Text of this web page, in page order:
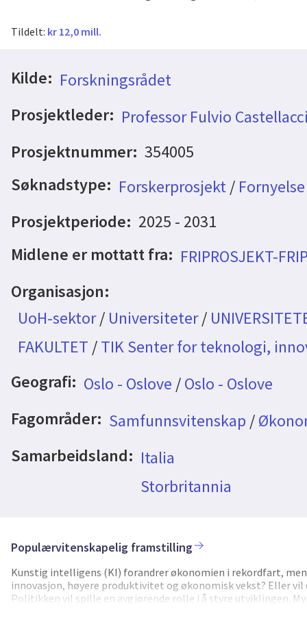
Tildelt: kr 12,0 mill.
Kilde: Forskningsrådet
Prosjektleder: Professor Fulvio
Prosjektnummer: 354005
Søknadstype: Forskerprosjekt/ Fornyelse
Prosjektperiode: 2025 - 2031
Midlene er mottatt fra: FRIPROSJEKT-
Organisasjon:
UoH-sektor/ Universiteter/
FAKULTET /TIK Senter for teknologi,
Geografi: Oslo - Oslove /Oslo - Oslove
Fagområder: Samfunnsvitenskap /
Samarbeidsland: Italia
Storbritannia
Populærvitenskapelig framstilling
Kunstig intelligens (KI) forandrer økonomien i rekordfart,
innovasjon, høyere produktivitet og økonomisk vekst? Eller
Politikken vil spille en avgjørende rolle i å styre utviklingen.